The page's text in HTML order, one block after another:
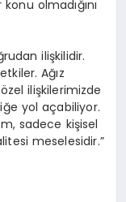
olmadığını
ilişkilidir.
Ağız
ilişkilerimizde
yol açabiliyor.
sadece kişisel
meselesidir.”